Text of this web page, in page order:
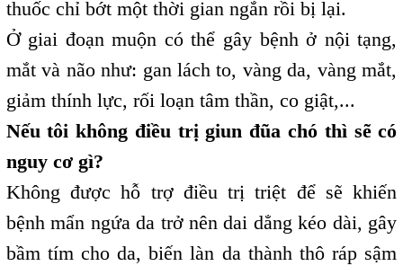
thuốc chỉ bớt một thời gian ngắn rồi bị lại.
Ở giai đoạn muộn có thể gây bệnh ở nội tạng,
mắt và não như: gan lách to, vàng da, vàng mắt,
giảm thính lực, rối loạn tâm thần, co giật,...
Nếu tôi không điều trị giun đũa chó thì sẽ có
nguy cơ gì?
Không được hỗ trợ điều trị triệt để sẽ khiến
bệnh mẩn ngứa da trở nên dai dẳng kéo dài, gây
bầm tím cho da, biến làn da thành thô ráp sậm